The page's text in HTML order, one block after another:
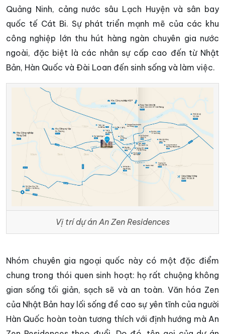
Quảng Ninh, cảng nước sâu Lạch Huyện và sân bay
quốc tế Cát Bi. Sự phát triển mạnh mẽ của các khu
công nghiệp lớn thu hút hàng ngàn chuyên gia nước
ngoài, đặc biệt là các nhân sự cấp cao đến từ Nhật
Bản, Hàn Quốc và Đài Loan đến sinh sống và làm việc.
Vị trí dự án An Zen Residences
Nhóm chuyên gia ngoại quốc này có một đặc điểm
chung trong thói quen sinh hoạt: họ rất chuộng không
gian sống tối giản, sạch sẽ và an toàn. Văn hóa Zen
của Nhật Bản hay lối sống đề cao sự yên tĩnh của người
Hàn Quốc hoàn toàn tương thích với định hướng mà An